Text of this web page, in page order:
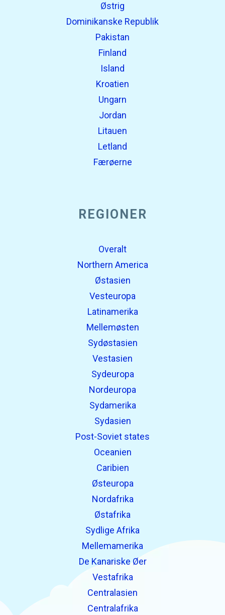
Østrig
Dominikanske Republik
Pakistan
Finland
Island
Kroatien
Ungarn
Jordan
Litauen
Letland
Færøerne
REGIONER
Overalt
Northern America
Østasien
Vesteuropa
Latinamerika
Mellemøsten
Sydøstasien
Vestasien
Sydeuropa
Nordeuropa
Sydamerika
Sydasien
Post-Soviet states
Oceanien
Caribien
Østeuropa
Nordafrika
Østafrika
Sydlige Afrika
Mellemamerika
De Kanariske Øer
Vestafrika
Centralasien
Centralafrika